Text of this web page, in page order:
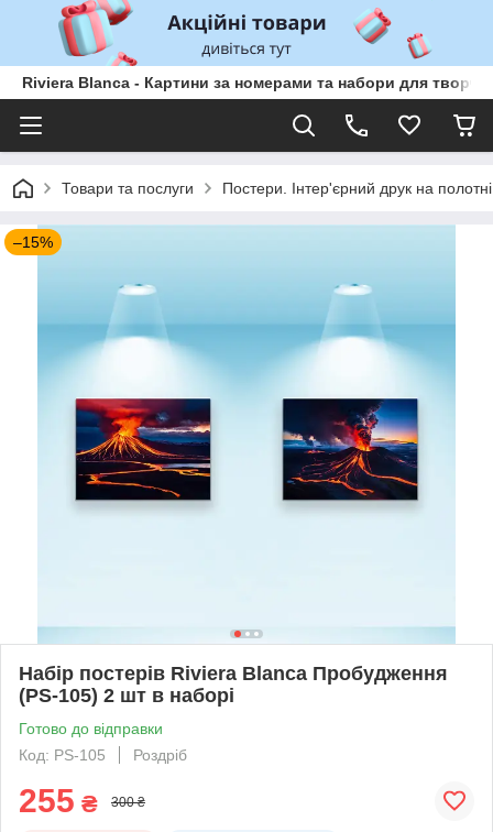
Riviera Blanca - Картини за номерами та набори для
Товари та послуги Постери. Інтер'єрний друк на полотні
–15%
Набір постерів Riviera Blanca Пробудження
(PS-105) 2 шт в наборі
Готово до відправки
Код: PS-105
Роздріб
255 ₴ 300 ₴